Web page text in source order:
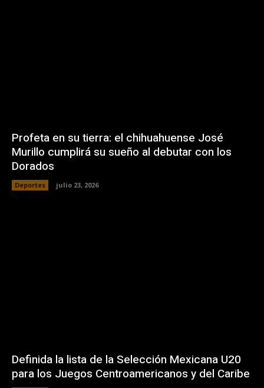
Profeta en su tierra: el chihuahuense José
Murillo cumplirá su sueño al debutar con los
Dorados
Deportes julio 23, 2026
Definida la lista de la Selección Mexicana U20
para los Juegos Centroamericanos y del Caribe